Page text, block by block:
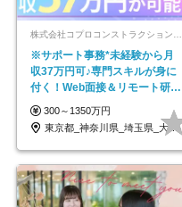
株式会社コプロコンストラクション【東証プライム上場コプロ・ホールディングス子会社】
※サポート事務*未経験から月
収37万円可♪専門スキルが身に
付く！Web面接＆リモート研修
も充実♪/a
300～1350万円
東京都_神奈川県_埼玉県_大阪府_愛知県…